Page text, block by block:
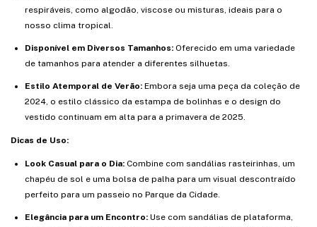
respiráveis, como algodão, viscose ou misturas, ideais para o
nosso clima tropical.
Disponível em Diversos Tamanhos: Oferecido em uma variedade
de tamanhos para atender a diferentes silhuetas.
Estilo Atemporal de Verão: Embora seja uma peça da coleção de
2024, o estilo clássico da estampa de bolinhas e o design do
vestido continuam em alta para a primavera de 2025.
Dicas de Uso:
Look Casual para o Dia: Combine com sandálias rasteirinhas, um
chapéu de sol e uma bolsa de palha para um visual descontraído
perfeito para um passeio no Parque da Cidade.
Elegância para um Encontro: Use com sandálias de plataforma,